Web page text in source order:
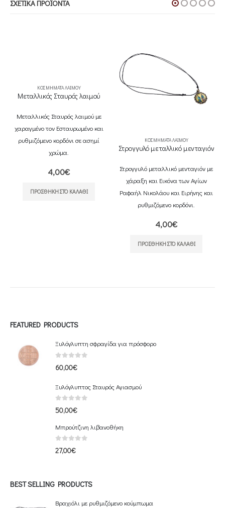
ΣΧΕΤΙΚΆ ΠΡΟΪΌΝΤΑ
Σταυρός λαιμού
Σταυρός λαιμού με
Εσταυρωμένο και
κορδόνι σε ασημί
ΣΤΟ ΚΑΛΆΘΙ
ΚΟΣΜΉΜΑΤΑ ΛΑΙΜΟΎ
Στρογγυλό μεταλλικό μενταγιόν
Στρογγυλό μεταλλικό μενταγιόν με
χάραξη και Εικόνα των Αγίων
Ραφαήλ Νικολάου και Ειρήνης και
ρυθμιζόμενο κορδόνι.
ΠΡΟΣΘΉΚΗ ΣΤΟ ΚΑΛΆΘΙ
Στρογγυλό
Στρογγυλό
χάραξη και
“Το Άξιον
FEATURED PRODUCTS
Ξυλόγλυπτη σφραγίδα για πρόσφορο
60,00€
Ξυλόγλυπτος Σταυρός Αγιασμού
50,00€
Μπρούτζινη λιβανοθήκη
27,00€
BEST SELLING PRODUCTS
Βραχιόλι με ρυθμιζόμενο κούμπωμα